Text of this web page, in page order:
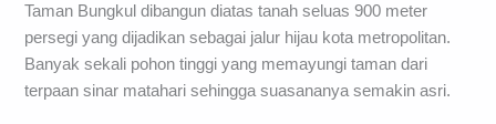
Taman Bungkul dibangun diatas tanah seluas 900 meter
persegi yang dijadikan sebagai jalur hijau kota metropolitan.
Banyak sekali pohon tinggi yang memayungi taman dari
terpaan sinar matahari sehingga suasananya semakin asri.